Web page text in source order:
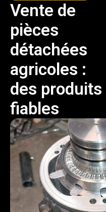
Vente de
pièces
détachées
agricoles :
des produits
fiables